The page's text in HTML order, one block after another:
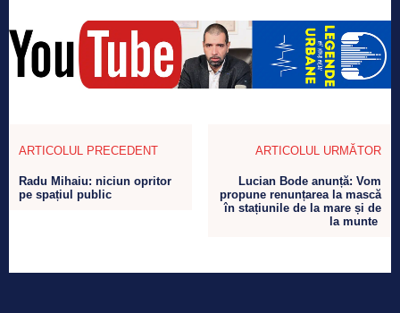
ARTICOLUL PRECEDENT
Radu Mihaiu: niciun opritor
pe spațiul public
ARTICOLUL URMĂTOR
Lucian Bode anunță: Vom
propune renunțarea la mască
în stațiunile de la mare și de
la munte